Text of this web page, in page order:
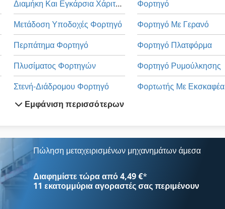
Διαμήκη Και Εγκάρσια Χάριτος 3022
Μετάδοση Υποδοχές Φορτηγό
Περπάτημα Φορτηγό
Πλυσίματος Φορτηγών
Στενή-Διάδρομου Φορτηγό
Τα Φορτηγά
Φθάσουν Φορτηγά Οχήματα
Φορτηγα
Φορτηγό
Φορτηγό Με Γερανό
Φορτηγό Πλατφόρμα
Φορτηγό Ρυμούλκησης
Φορτωτής Με Εκσκαφέα
Εμφάνιση περισσότερων
Πώληση μεταχειρισμένων μηχανημάτων άμεσα
Διαφημίστε τώρα από 4,49 €*
11 εκατομμύρια αγοραστέςσας περιμένουν